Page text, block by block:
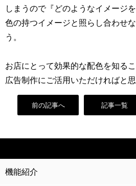
しまうので『どのようなイメージ
色の持つイメージと照らし合わせ
う。
お店にとって効果的な配色を知る
広告制作にご活用いただければと思
前の記事へ 記事一覧
機能紹介